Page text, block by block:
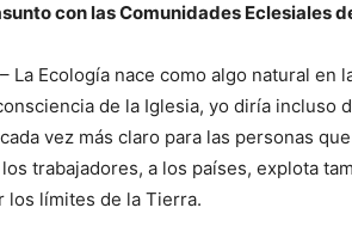
con las Comunidades Eclesiales
La Ecología nace como algo natural en
de la Iglesia, yo diría incluso
vez más claro para las personas
trabajadores, a los países, explota
los límites de la Tierra.